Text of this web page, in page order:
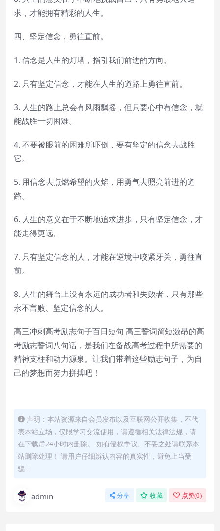
求，才能拥有精彩的人生。
四、坚定信念，勇往直前。
1. 信念是人生的灯塔，指引我们前进的方向。
2. 只有坚定信念，才能在人生的道路上勇往直前。
3. 人生的路上总会有风雨飘摇，但只要心中有信念，就
能战胜一切困难。
4. 不要被眼前的困难所吓倒，要有坚定的信念去战胜
它。
5. 用信念去点燃希望的火焰，用勇气去照亮前进的道
路。
6. 人生的意义在于不断地追求进步，只有坚定信念，才
能走得更远。
7. 只有坚定信念的人，才能在逆境中咬紧牙关，勇往直
前。
8. 人生的舞台上没有永远的成功者和失败者，只有那些
永不言败、坚定信念的人。
高三冲刺高考励志句子百日短句 高三誓词简短激昂的高
考励志誓词八句话，是我们在备战高考过程中所需要的
精神支柱和动力源泉。让我们带着这些励志句子，为自
己的梦想而努力拼搏吧！
声明：本站资源来自会员发布以及互联网公开收集，不代
表本站立场，仅限学习交流使用，请遵循相关法律法规，请
在下载后24小时内删除。 如有侵权争议、不妥之处请联系本
站删除处理！ 请用户仔细辨认内容的真实性，避免上当受
骗！
admin 分享 收藏 点赞(0)